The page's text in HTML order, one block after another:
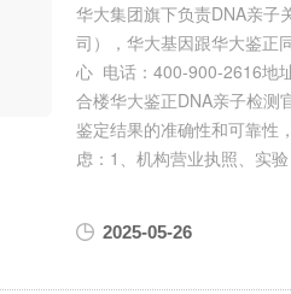
华大集团旗下负责DNA亲
司），华大基因跟华大鉴正
心 电话：400-900-2616地
合楼华大鉴正DNA亲子检测
鉴定结果的准确性和可靠性
虑：1、机构营业执照、实验
2025-05-26